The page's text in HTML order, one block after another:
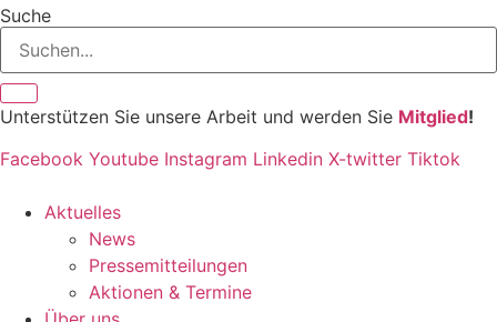
springen
Suche
Unterstützen Sie unsere Arbeit und werden Sie Mitglied!
Facebook Youtube Instagram Linkedin X-twitter Tiktok
Aktuelles
News
Pressemitteilungen
Aktionen & Termine